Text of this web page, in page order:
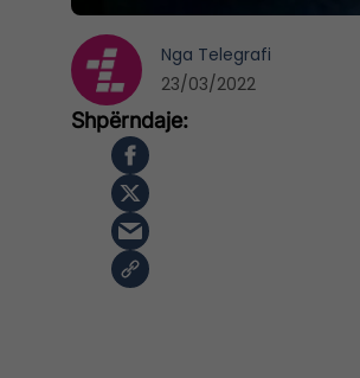
Nga Telegrafi
23/03/2022